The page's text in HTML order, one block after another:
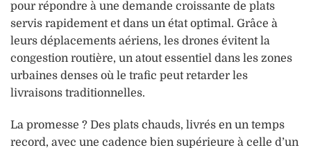
pour répondre à une demande croissante de plats
servis rapidement et dans un état optimal. Grâce à
leurs déplacements aériens, les drones évitent la
congestion routière, un atout essentiel dans les zones
urbaines denses où le trafic peut retarder les
livraisons traditionnelles.
La promesse ? Des plats chauds, livrés en un temps
record, avec une cadence bien supérieure à celle d’un